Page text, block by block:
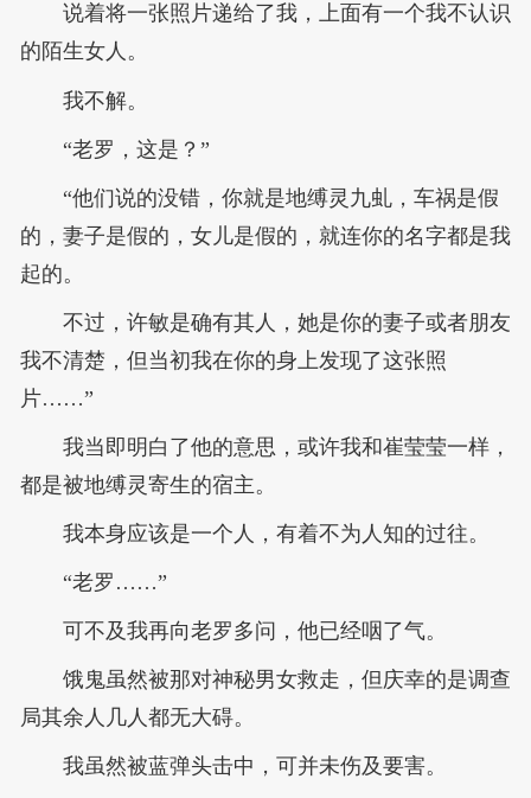
说着将一张照片递给了我，上面有一个我不认识
的陌生女人。
我不解。
“老罗，这是？”
“他们说的没错，你就是地缚灵九虬，车祸是假
的，妻子是假的，女儿是假的，就连你的名字都是我
起的。
不过，许敏是确有其人，她是你的妻子或者朋友
我不清楚，但当初我在你的身上发现了这张照
片……”
我当即明白了他的意思，或许我和崔莹莹一样，
都是被地缚灵寄生的宿主。
我本身应该是一个人，有着不为人知的过往。
“老罗……”
可不及我再向老罗多问，他已经咽了气。
饿鬼虽然被那对神秘男女救走，但庆幸的是调查
局其余人几人都无大碍。
我虽然被蓝弹头击中，可并未伤及要害。